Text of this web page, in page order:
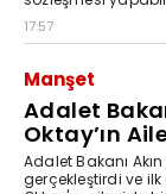
17:57
Manşet
Adalet
Oktay’ın
Adalet Bakanı
gerçekleştirdi ve ilk